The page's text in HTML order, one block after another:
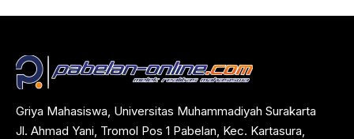
Griya Mahasiswa, Universitas Muhammadiyah Surakarta
Jl. Ahmad Yani, Tromol Pos 1 Pabelan, Kec. Kartasura,